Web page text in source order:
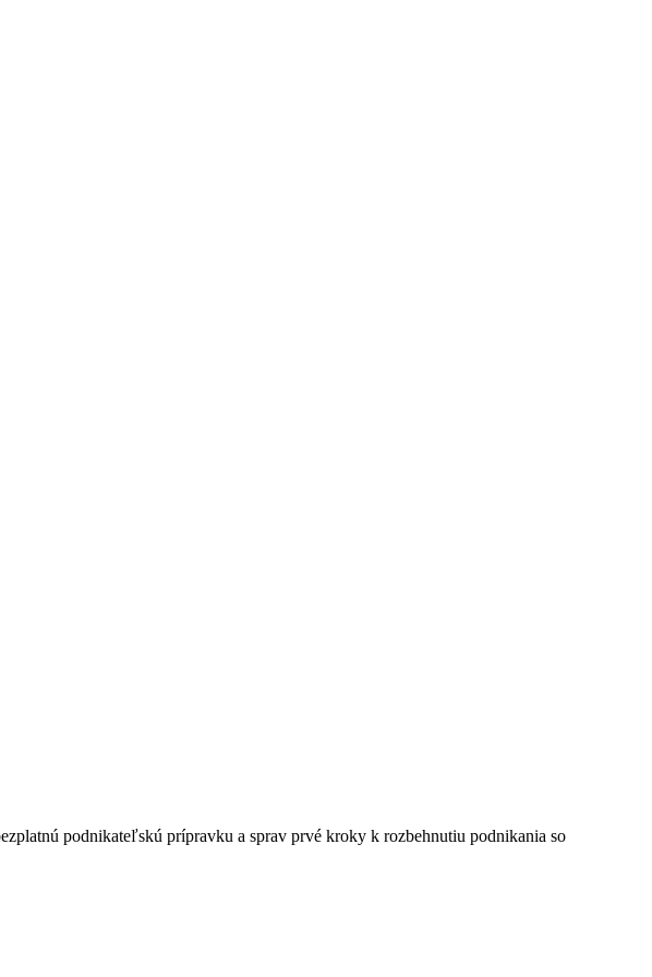
podnikateľskú prípravku a sprav prvé kroky k rozbehnutiu podnikania so